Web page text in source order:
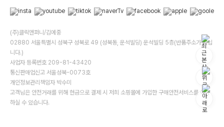
(주)클릭앤퍼니/김예중
02880 서울특별시 성북구 성북로 49 (성북동, 운석빌딩) 운석빌딩 5층(반품주소가 아닙
니다.)
사업자 등록번호 209-81-43420
통신판매업신고 서울성북-0073호
개인정보관리책임자 박수미
고객님은 안전거래를 위해 현금으로 결제 시 저희 소핑몰에 가입한 구매안전서비스를 이용
하실 수 있습니다.